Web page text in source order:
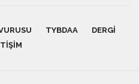
TYBDAA
DERGI